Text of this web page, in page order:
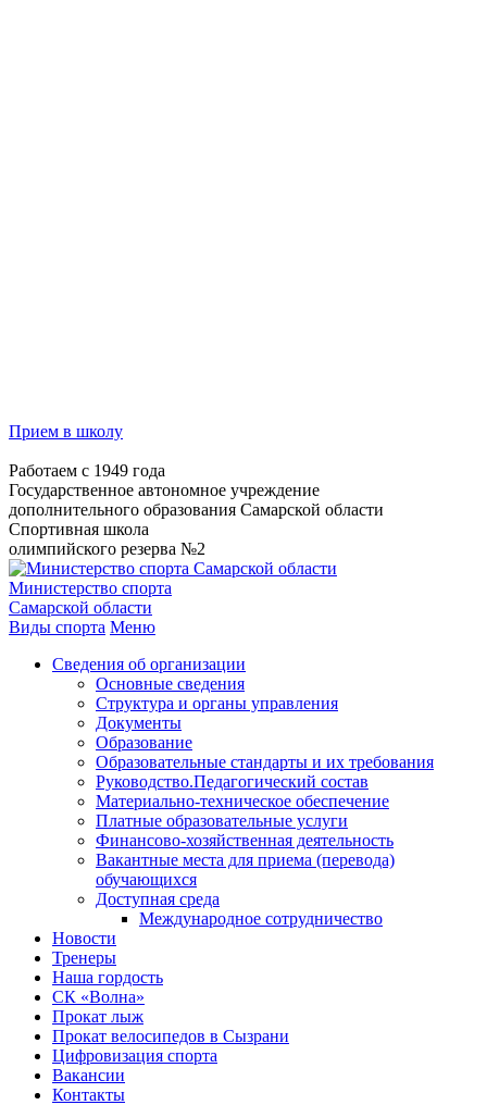
Прием в школу
Работаем с 1949 года
Государственное автономное учреждение
дополнительного образования Самарской области
Спортивная школа
олимпийского резерва №2
Министерство спорта
Самарской области
Виды спорта Меню
Сведения об организации
Основные сведения
Структура и органы управления
Документы
Образование
Образовательные стандарты и их требования
Руководство.Педагогический состав
Материально-техническое обеспечение
Платные образовательные услуги
Финансово-хозяйственная деятельность
Вакантные места для приема (перевода)
обучающихся
Доступная среда
Международное сотрудничество
Новости
Тренеры
Наша гордость
СК «Волна»
Прокат лыж
Прокат велосипедов в Сызрани
Цифровизация спорта
Вакансии
Контакты